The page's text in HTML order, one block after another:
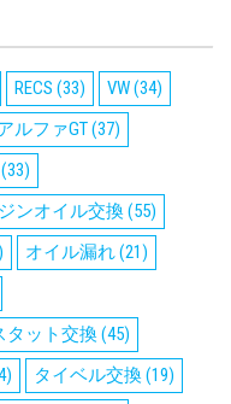
RECS (33) VW(34)
ルファGT(37)
(33)
ンオイル交換(55)
オイル漏れ(21)
タット交換(45)
タイベル交換(19)